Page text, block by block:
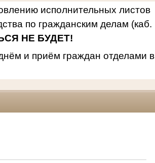
исполнительных листов
по гражданским делам (каб.
НЕ БУДЕТ!
и приём граждан отделами в